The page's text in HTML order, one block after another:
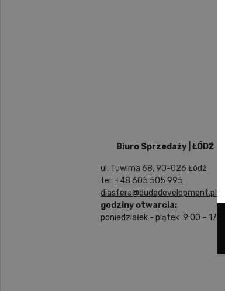
Biuro Sprzedaży | ŁÓDŹ
ul. Tuwima 68, 90-026 Łódź
tel: +48 605 505 995
diasfera@dudadevelopment.pl
godziny otwarcia:
poniedziałek - piątek 9:00 – 17:00